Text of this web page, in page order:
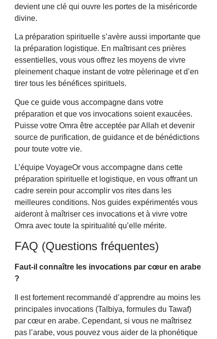
devient une clé qui ouvre les portes de la miséricorde
divine.
La préparation spirituelle s’avère aussi importante que
la préparation logistique. En maîtrisant ces prières
essentielles, vous vous offrez les moyens de vivre
pleinement chaque instant de votre pèlerinage et d’en
tirer tous les bénéfices spirituels.
Que ce guide vous accompagne dans votre
préparation et que vos invocations soient exaucées.
Puisse votre Omra être acceptée par Allah et devenir
source de purification, de guidance et de bénédictions
pour toute votre vie.
L’équipe VoyageOr vous accompagne dans cette
préparation spirituelle et logistique, en vous offrant un
cadre serein pour accomplir vos rites dans les
meilleures conditions. Nos guides expérimentés vous
aideront à maîtriser ces invocations et à vivre votre
Omra avec toute la spiritualité qu’elle mérite.
FAQ (Questions fréquentes)
Faut-il connaître les invocations par cœur en arabe
?
Il est fortement recommandé d’apprendre au moins les
principales invocations (Talbiya, formules du Tawaf)
par cœur en arabe. Cependant, si vous ne maîtrisez
pas l’arabe, vous pouvez vous aider de la phonétique